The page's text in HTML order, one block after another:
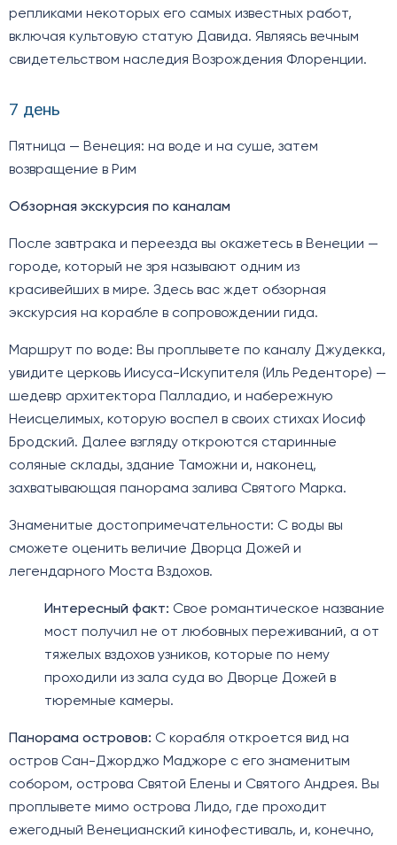
репликами некоторых его самых известных работ,
включая культовую статую Давида. Являясь вечным
свидетельством наследия Возрождения Флоренции.
7 день
Пятница — Венеция: на воде и на суше, затем
возвращение в Рим
Обзорная экскурсия по каналам
После завтрака и переезда вы окажетесь в Венеции —
городе, который не зря называют одним из
красивейших в мире. Здесь вас ждет обзорная
экскурсия на корабле в сопровождении гида.
Маршрут по воде: Вы проплывете по каналу Джудекка,
увидите церковь Иисуса-Искупителя (Иль Реденторе) —
шедевр архитектора Палладио, и набережную
Неисцелимых, которую воспел в своих стихах Иосиф
Бродский. Далее взгляду откроются старинные
соляные склады, здание Таможни и, наконец,
захватывающая панорама залива Святого Марка.
Знаменитые достопримечательности: С воды вы
сможете оценить величие Дворца Дожей и
легендарного Моста Вздохов.
Интересный факт: Свое романтическое название
мост получил не от любовных переживаний, а от
тяжелых вздохов узников, которые по нему
проходили из зала суда во Дворце Дожей в
тюремные камеры.
Панорама островов: С корабля откроется вид на
остров Сан-Джорджо Маджоре с его знаменитым
собором, острова Святой Елены и Святого Андрея. Вы
проплывете мимо острова Лидо, где проходит
ежегодный Венецианский кинофестиваль, и, конечно,